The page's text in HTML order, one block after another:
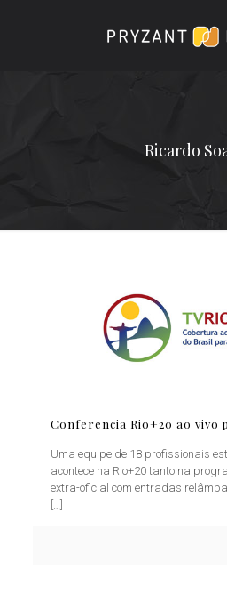
Ricardo
Conferencia Rio+20 ao vivo
Uma equipe de 18 profissionais
acontece na Rio+20 tanto na
extra-oficial com entradas